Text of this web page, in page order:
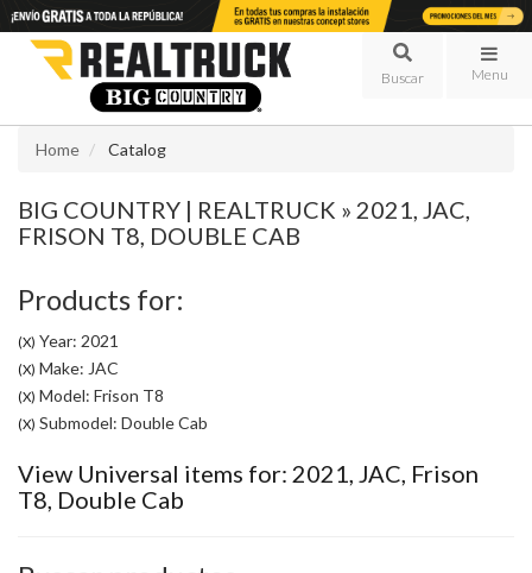
Menu
Home Catalog
BIG COUNTRY | REALTRUCK » 2021, JAC,
FRISON T8, DOUBLE CAB
Products for:
(X) Year: 2021
(X) Make: JAC
(X) Model: Frison T8
(X) Submodel: Double Cab
View Universal items for: 2021, JAC, Frison
T8, Double Cab